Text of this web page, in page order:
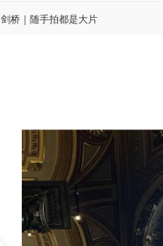
剑桥｜随手拍都是大片